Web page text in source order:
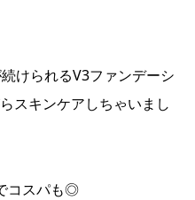
けられるV3ファンデーシ
スキンケアしちゃいまし
コスパも◎